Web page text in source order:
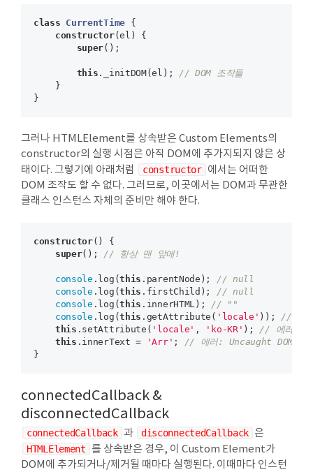
class CurrentTime
{
constructor(el) {
super();
this ._initDOM(el);
// DOM 조작들
    }
그러나 HTMLElement를 상속받은 Custom Elements의
constructor의 실행 시점은 아직 DOM에 추가지되지 않은 상
태이다. 그렇기에 아래처럼
constructor 에서는 어떠한
DOM 조작도 할 수 없다. 그러므로, 이곳에서는 DOM과 무관한
클래스 인스턴스 자체의 준비만 해야 한다.
constructor() {
super(); // 항상 맨 앞에!
console .log(this .parentNode);
// null
console .log(this .firstChild);
// null
console .log(this .innerHTML);
// ""
console .log(this .getAttribute( 'locale' ));
//
this .setAttribute( 'locale' , 'ko-KR' );
// 에러:
this .innerText = 'Arr' ;
// 에러: Uncaught
connectedCallback &
disconnectedCallback
connectedCallback 과 disconnectedCallback 은
HTMLElement 를 상속받은 경우, 이 Custom Element가
DOM에 추가되거나/제거될 때마다 실행된다. 이때마다 인스턴